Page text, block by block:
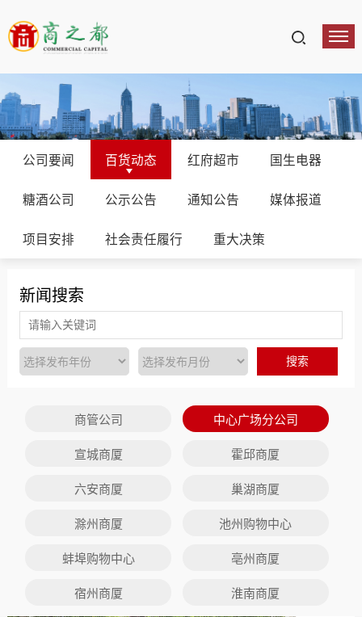
公司要闻 百货动态 红府超市 国生电器
糖酒公司 公示公告 通知公告 媒体报道
项目安排 社会责任履行 重大决策
新闻搜索
商管公司 中心广场分公司
宣城商厦 霍邱商厦
六安商厦 巢湖商厦
滁州商厦 池州购物中心
蚌埠购物中心 亳州商厦
宿州商厦 淮南商厦